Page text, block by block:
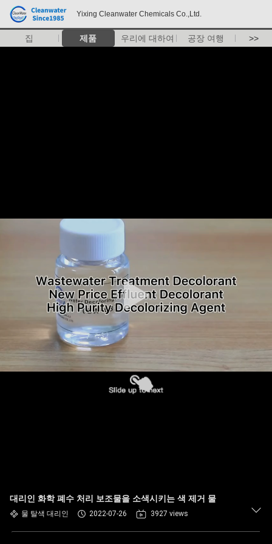
Yixing Cleanwater Chemicals Co.,Ltd.
집 제품 우리에 대하여 공장 여행 >>
대리인 화학 폐수 처리 보조물을 소색시키는 색 제거 물
물 탈색 대리인 2022-07-26 3927 views